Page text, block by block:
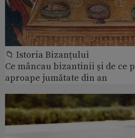
📁 Istoria Bizanțului
Ce mâncau bizantinii și de ce
aproape jumătate din an